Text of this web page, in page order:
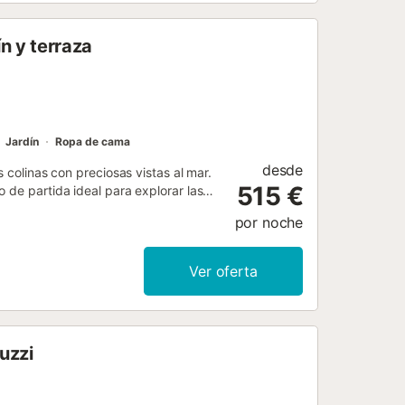
y terraza
Jardín Ropa de cama
con preciosas vistas al mar.
de partida ideal para explorar las
refrescante piscina rodeada de
con Wi-Fi, aire acondicionado en
mayor conveniencia. También
descansar, relajarte y disfrutar de
desde
515 €
por noche
Ver oferta